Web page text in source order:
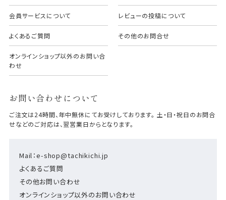
会員サービスについて レビューの投稿について
よくあるご質問 その他のお問合せ
オンラインショップ以外のお問い合
わせ
お問い合わせについて
Mail：e-shop@tachikichi.jp
よくあるご質問
その他お問い合わせ
オンラインショップ以外のお問い合わせ
ご注文は24時間、年中無休にてお受けしております。 土・日・祝日のお問合
せなどのご対応は、翌営業日からとなります。